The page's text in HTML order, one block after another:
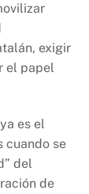
exigir
el papel
es el
cuando se
del
de